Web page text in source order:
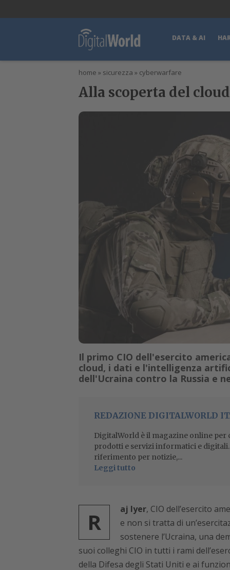
DATA & AI
home » sicurezza » cyberwarfare
Alla scoperta del
Il primo CIO dell'esercito
cloud, i dati e l'intelligenza
dell'Ucraina contro la Russia e
REDAZIONE DIGITALWORLD
DigitalWorld è il magazine online per
prodotti e servizi informatici e
riferimento per notizie,...
Leggi tutto
R aj Iyer, CIO dell’esercito
e non si tratta di
sostenere l’Ucraina, una
suoi colleghi CIO in tutti i rami
della Difesa degli Stati Uniti e ai